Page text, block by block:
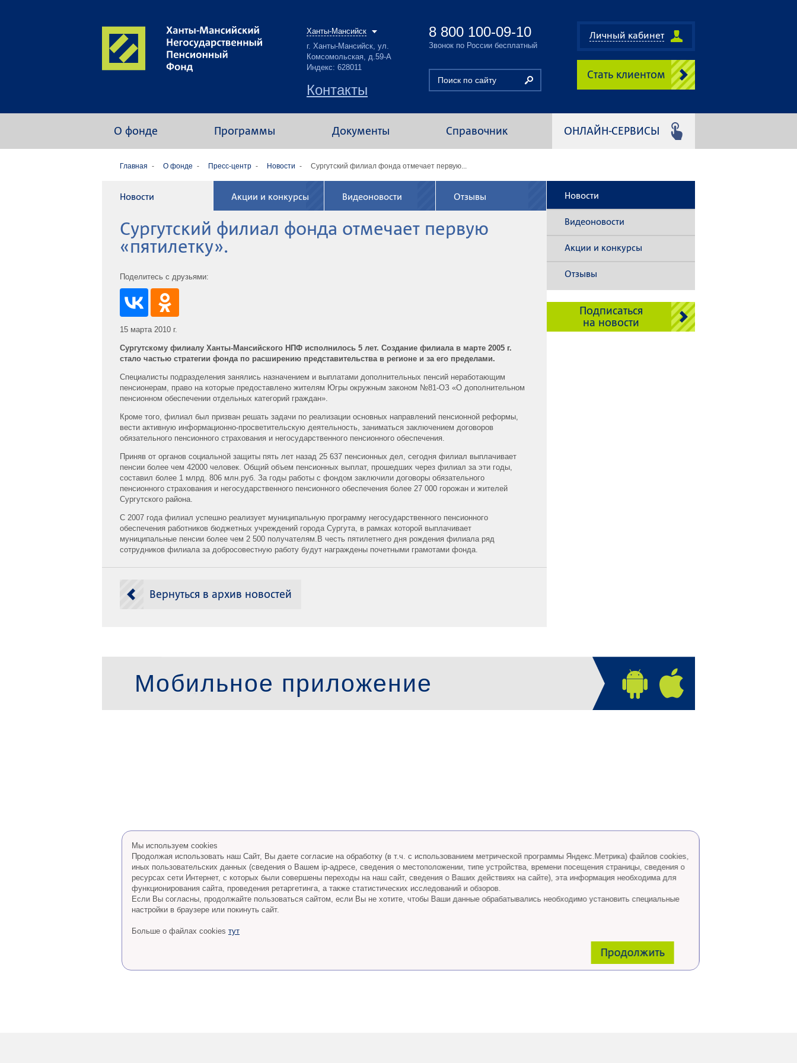
Ханты-Мансийск
г. Ханты-Мансийск, ул.
Комсомольская, д.59-А
Индекс: 628011
Контакты
8 800 100-09-10
Звонок по России бесплатный
Личный кабинет
Стать клиентом
О фонде Программы Документы Справочник ОНЛАЙН-СЕРВИСЫ
Главная О фонде Пресс-центр Новости Сургутский филиал фонда отмечает первую...
Новости Акции и конкурсы Видеоновости Отзывы
Сургутский филиал фонда отмечает первую
«пятилетку».
Поделитесь с друзьями:
15 марта 2010 г.
Сургутскому филиалу Ханты-Мансийского НПФ исполнилось 5 лет. Создание филиала в марте 2005 г.
стало частью стратегии фонда по расширению представительства в регионе и за его пределами.
Специалисты подразделения занялись назначением и выплатами дополнительных пенсий неработающим
пенсионерам, право на которые предоставлено жителям Югры окружным законом №81-ОЗ «О дополнительном
пенсионном обеспечении отдельных категорий граждан».
Кроме того, филиал был призван решать задачи по реализации основных направлений пенсионной реформы,
вести активную информационно-просветительскую деятельность, заниматься заключением договоров
обязательного пенсионного страхования и негосударственного пенсионного обеспечения.
Приняв от органов социальной защиты пять лет назад 25 637 пенсионных дел, сегодня филиал выплачивает
пенсии более чем 42000 человек. Общий объем пенсионных выплат, прошедших через филиал за эти годы,
составил более 1 млрд. 806 млн.руб. За годы работы с фондом заключили договоры обязательного
пенсионного страхования и негосударственного пенсионного обеспечения более 27 000 горожан и жителей
Сургутского района.
С 2007 года филиал успешно реализует муниципальную программу негосударственного пенсионного
обеспечения работников бюджетных учреждений города Сургута, в рамках которой выплачивает
муниципальные пенсии более чем 2 500 получателям.В честь пятилетнего дня рождения филиала ряд
сотрудников филиала за добросовестную работу будут награждены почетными грамотами фонда.
Вернуться в архив новостей
Новости
Видеоновости
Акции и конкурсы
Отзывы
Подписаться
на новости
Мобильное приложение
Мы используем cookies
Продолжая использовать наш Сайт, Вы даете согласие на обработку (в т.ч. с использованием метрической программы Яндекс.Метрика) файлов cookies,
иных пользовательских данных (сведения о Вашем ip-адресе, сведения о местоположении, типе устройства, времени посещения страницы, сведения о
ресурсах сети Интернет, с которых были совершены переходы на наш сайт, сведения о Ваших действиях на сайте), эта информация необходима для
функционирования сайта, проведения ретаргетинга, а также статистических исследований и обзоров.
Eсли Вы согласны, продолжайте пользоваться сайтом, если Вы не хотите, чтобы Ваши данные обрабатывались необходимо установить специальные
настройки в браузере или покинуть сайт.
Больше о файлах cookies тут
Продолжить